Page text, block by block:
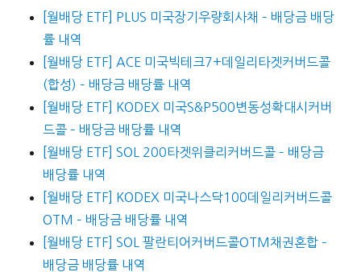
[월배당 ETF] PLUS 미국장기우량회사채 – 배당금 배당
률 내역
[월배당 ETF] ACE 미국빅테크7+데일리타겟커버드콜
(합성) – 배당금 배당률 내역
[월배당 ETF] KODEX 미국S&P500변동성확대시커버
드콜 – 배당금 배당률 내역
[월배당 ETF] SOL 200타겟위클리커버드콜 – 배당금
배당률 내역
[월배당 ETF] KODEX 미국나스닥100데일리커버드콜
OTM – 배당금 배당률 내역
[월배당 ETF] SOL 팔란티어커버드콜OTM채권혼합 –
배당금 배당률 내역